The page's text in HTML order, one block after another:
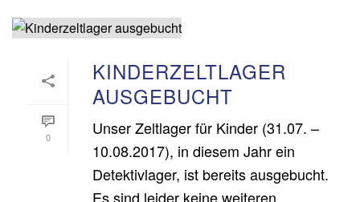
0
KINDERZELTLAGER
AUSGEBUCHT
Unser Zeltlager für Kinder (31.07. –
10.08.2017), in diesem Jahr ein
Detektivlager, ist bereits ausgebucht.
Es sind leider keine weiteren